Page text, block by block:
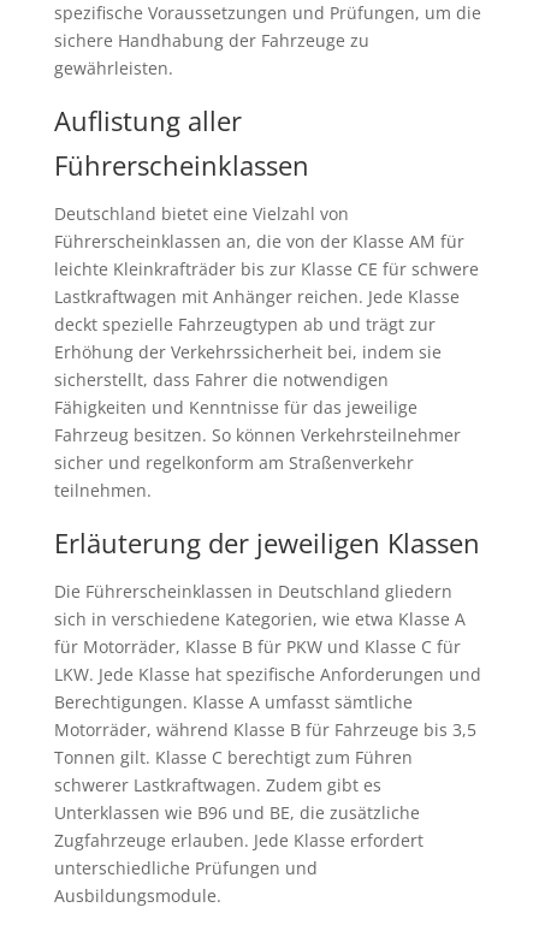
spezifische Voraussetzungen und Prüfungen, um die
sichere Handhabung der Fahrzeuge zu
gewährleisten.
Auflistung aller
Führerscheinklassen
Deutschland bietet eine Vielzahl von
Führerscheinklassen an, die von der Klasse AM für
leichte Kleinkrafträder bis zur Klasse CE für schwere
Lastkraftwagen mit Anhänger reichen. Jede Klasse
deckt spezielle Fahrzeugtypen ab und trägt zur
Erhöhung der Verkehrssicherheit bei, indem sie
sicherstellt, dass Fahrer die notwendigen
Fähigkeiten und Kenntnisse für das jeweilige
Fahrzeug besitzen. So können Verkehrsteilnehmer
sicher und regelkonform am Straßenverkehr
teilnehmen.
Erläuterung der jeweiligen Klassen
Die Führerscheinklassen in Deutschland gliedern
sich in verschiedene Kategorien, wie etwa Klasse A
für Motorräder, Klasse B für PKW und Klasse C für
LKW. Jede Klasse hat spezifische Anforderungen und
Berechtigungen. Klasse A umfasst sämtliche
Motorräder, während Klasse B für Fahrzeuge bis 3,5
Tonnen gilt. Klasse C berechtigt zum Führen
schwerer Lastkraftwagen. Zudem gibt es
Unterklassen wie B96 und BE, die zusätzliche
Zugfahrzeuge erlauben. Jede Klasse erfordert
unterschiedliche Prüfungen und
Ausbildungsmodule.